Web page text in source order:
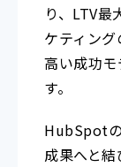
り、LTV最
ケティン
高い成功
す。
HubSpot
成果へと